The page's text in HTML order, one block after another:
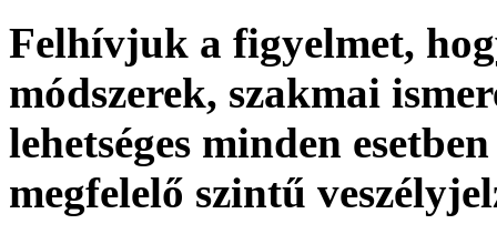
Felhívjuk a figyelmet,
módszerek, szakmai
lehetséges minden
megfelelő szintű